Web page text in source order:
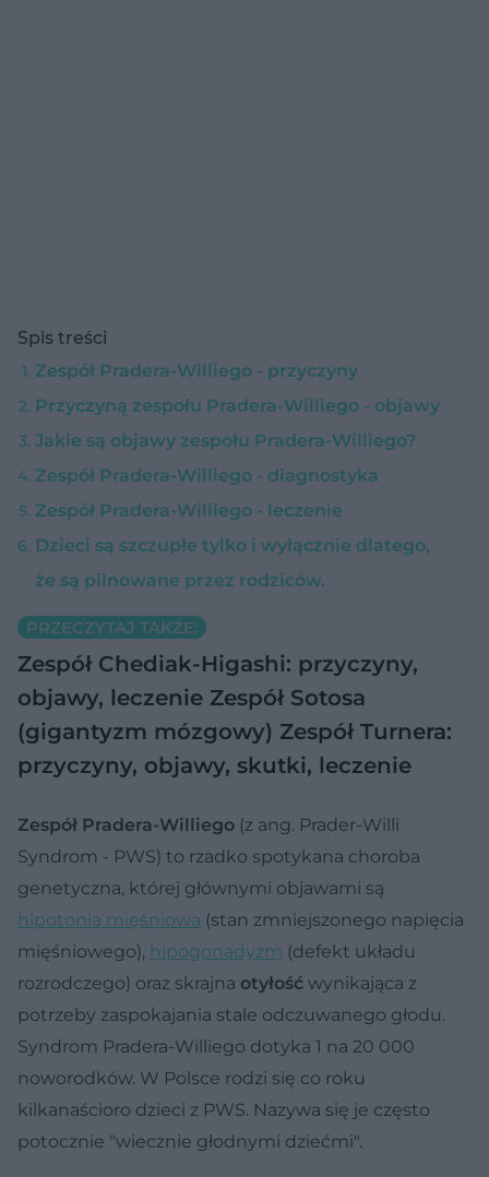
Spis treści
Zespół Pradera-Williego - przyczyny
Przyczyną zespołu Pradera-Williego - objawy
Jakie są objawy zespołu Pradera-Williego?
Zespół Pradera-Williego - diagnostyka
Zespół Pradera-Williego - leczenie
Dzieci są szczupłe tylko i wyłącznie dlatego,
że są pilnowane przez rodziców.
PRZECZYTAJ TAKŻE:
Zespół Chediak-Higashi: przyczyny,
objawy, leczenie Zespół Sotosa
(gigantyzm mózgowy) Zespół Turnera:
przyczyny, objawy, skutki, leczenie
Zespół Pradera-Williego (z ang. Prader-Willi
Syndrom - PWS) to rzadko spotykana choroba
genetyczna, której głównymi objawami są
hipotonia mięśniowa (stan zmniejszonego napięcia
mięśniowego), hipogonadyzm (defekt układu
rozrodczego) oraz skrajna otyłość wynikająca z
potrzeby zaspokajania stale odczuwanego głodu.
Syndrom Pradera-Williego dotyka 1 na 20 000
noworodków. W Polsce rodzi się co roku
kilkanaścioro dzieci z PWS. Nazywa się je często
potocznie "wiecznie głodnymi dziećmi".